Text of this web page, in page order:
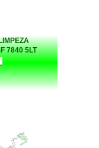
7840 5LT